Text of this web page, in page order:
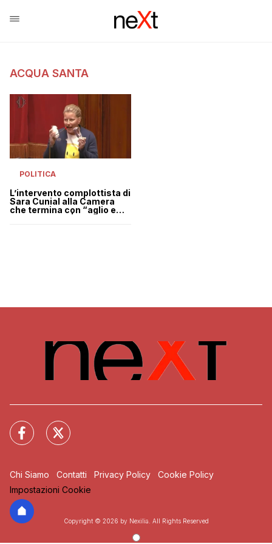
ACQUA SANTA
POLITICA
L’intervento complottista di
Sara Cunial alla Camera
che termina con “aglio e
Chi Siamo Contatti Privacy Policy
Cookie Policy
Impostazioni Cookie
Copyright © 2026 by Nexilia. All Rights Reserved